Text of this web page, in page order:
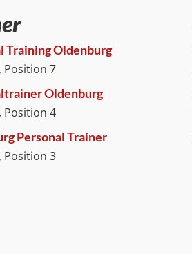
Training Oldenburg
Position 7
Oldenburg
Position 4
Personal Trainer
Position 3